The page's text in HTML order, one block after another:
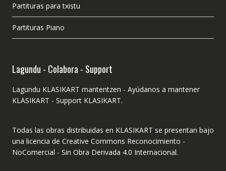
Partituras para txistu
Partituras Piano
Lagundu - Colabora - Support
Lagundu KLASIKART mantentzen - Ayúdanos a mantener
KLASIKART - Support KLASIKART.
Todas las obras distribuidas en KLASIKART se presentan bajo
una licencia de Creative Commons Reconocimiento -
NoComercial - Sin Obra Derivada 4.0 Internacional.